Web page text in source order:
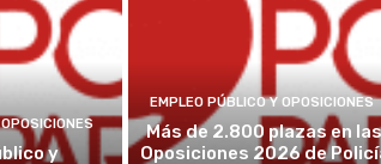
y
EMPLEO PÚBLICO Y OPOSICIONES
Más de 2.800 plazas en
Oposiciones 2026 de